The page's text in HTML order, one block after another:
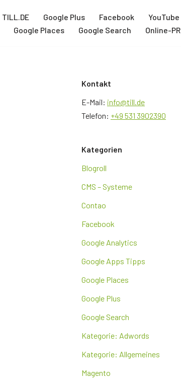
TILL.DE Google Plus Facebook
YouTube
Google Places Google Search Online-PR
Kontakt
E-Mail: info@till.de
Telefon: +49 531 3902390
Kategorien
Blogroll
CMS – Systeme
Contao
Facebook
Google Analytics
Google Apps Tipps
Google Places
Google Plus
Google Search
Kategorie: Adwords
Kategorie: Allgemeines
Magento